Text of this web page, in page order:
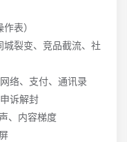
表）
裂变、竞品截流、社
络、支付、通讯录
诉解封
、内容梯度